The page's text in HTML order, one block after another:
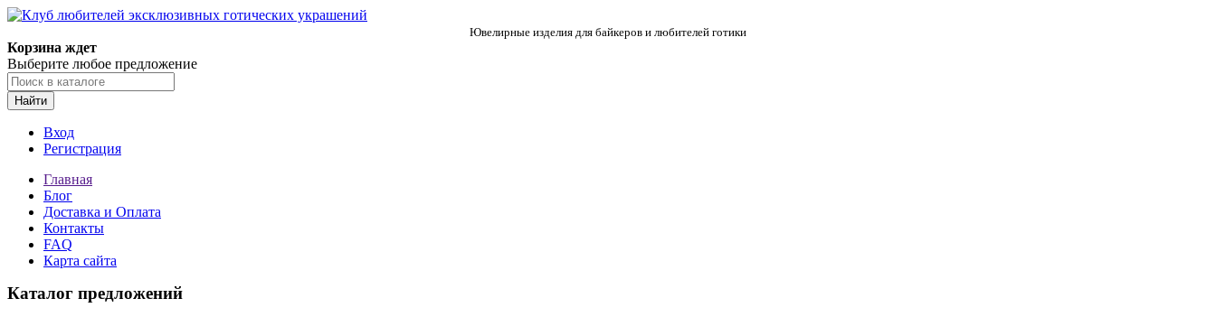
Ювелирные изделия для байкеров и любителей готики
Корзина ждет
Выберите любое предложение
Найти
Вход
Регистрация
Главная
Блог
Доставка и Оплата
Контакты
FAQ
Карта сайта
Каталог предложений